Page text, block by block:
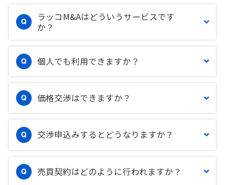
ラッコM&Aはどういうサービスです
か？
個人でも利用できますか？
価格交渉はできますか？
交渉申込みするとどうなりますか？
売買契約はどのように行われますか？